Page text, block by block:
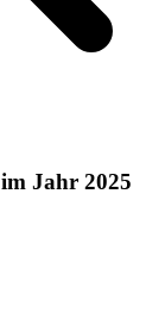
Jahr 2025